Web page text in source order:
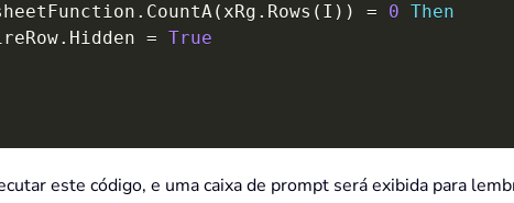
. CountA( xRg . Rows ( I ) ) = 0 Then
. Hidden = True
este código, e uma caixa de prompt será exibida para